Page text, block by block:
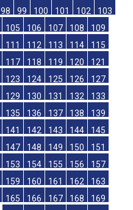
98 99 100 101 102
103
105 106 107 108
109
111 112 113 114
115
117 118 119 120
121
123 124 125 126
127
129 130 131 132
133
135 136 137 138
139
141 142 143 144
145
147 148 149 150
151
153 154 155 156
157
159 160 161 162
163
165 166 167 168
169